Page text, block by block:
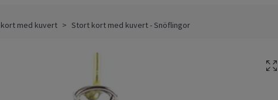
med kuvert Stort kort med kuvert - Snöflingor